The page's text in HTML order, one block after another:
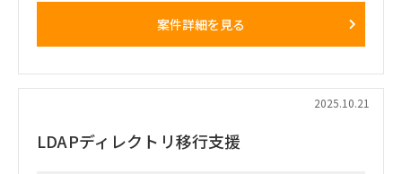
ション設計だけでなく、API/バッチ設計のインテグレーション
つつ、各フェーズでの実施事項をリードする役割を担う。
案件詳細を見る
2025.10.21
LDAPディレクトリ移行支援